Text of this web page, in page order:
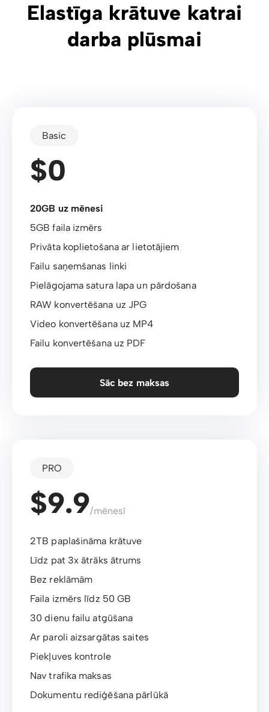
Elastīga krātuve katrai
darba plūsmai
Basic
$0
20GB uz mēnesi
5GB faila izmērs
Privāta koplietošana ar lietotājiem
Failu saņemšanas linki
Pielāgojama satura lapa un pārdošana
RAW konvertēšana uz JPG
Video konvertēšana uz MP4
Failu konvertēšana uz PDF
Sāc bez maksas
PRO
$9.9/mēnesī
2TB paplašināma krātuve
Līdz pat 3x ātrāks ātrums
Bez reklāmām
Faila izmērs līdz 50 GB
30 dienu failu atgūšana
Ar paroli aizsargātas saites
Piekļuves kontrole
Nav trafika maksas
Dokumentu rediģēšana pārlūkā